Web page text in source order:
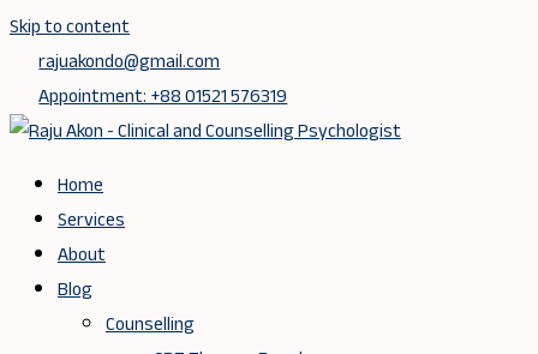
Skip to content
rajuakondo@gmail.com
Appointment: +88 01521 576319
Home
Services
About
Blog
Counselling